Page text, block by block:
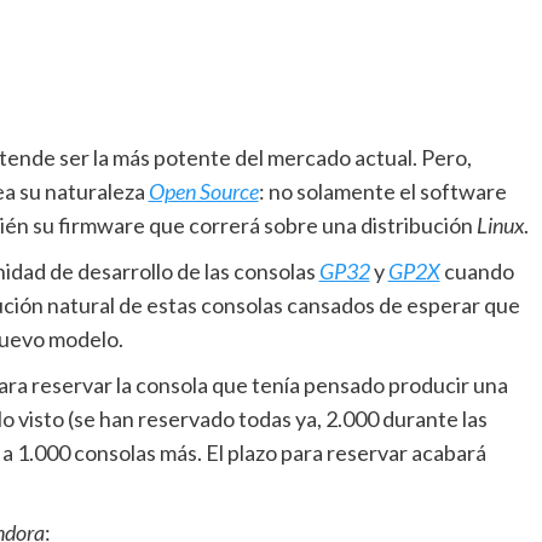
ser la más potente del mercado actual. Pero,
su naturaleza Open Source: no solamente el software
su firmware que correrá sobre una distribución Linux.
de desarrollo de las consolas GP32yGP2Xcuando
natural de estas consolas cansados de esperar que
modelo.
reservar la consola que tenía pensado producir una
visto (se han reservado todas ya, 2.000 durante las
consolas más. El plazo para reservar acabará
: